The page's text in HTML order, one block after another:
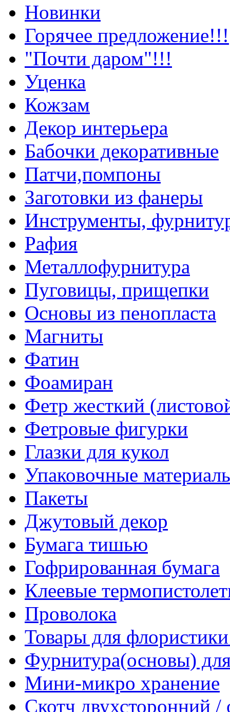
Новинки
Горячее предложение!!!
"Почти даром"!!!
Уценка
Кожзам
Декор интерьера
Бабочки декоративные
Патчи,помпоны
Заготовки из фанеры
Инструменты,
Рафия
Металлофурнитура
Пуговицы, прищепки
Основы из пенопласта
Магниты
Фатин
Фоамиран
Фетр жесткий
Фетровые фигурки
Глазки для кукол
Упаковочные
Пакеты
Джутовый декор
Бумага тишью
Гофрированная бумага
Клеевые
Проволока
Товары для
Фурнитура(основы)
Мини-микро хранение
Скотч двухсторонний /